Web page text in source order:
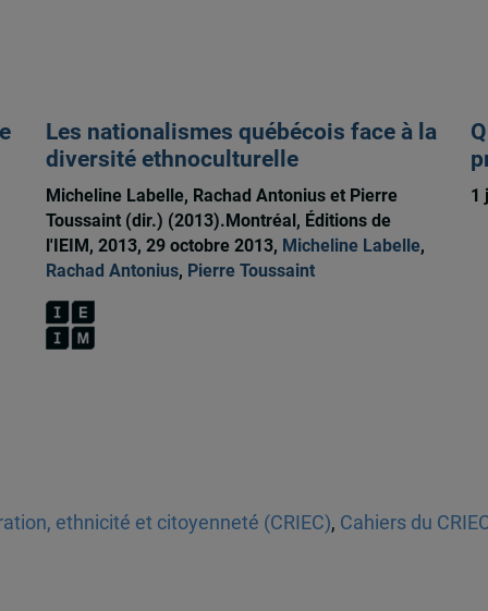
Les nationalismes québécois face à la
diversité ethnoculturelle
Micheline Labelle, Rachad Antonius et Pierre
Toussaint (dir.) (2013).Montréal, Éditions de
l'IEIM, 2013, 29 octobre 2013, Micheline Labelle,
Rachad Antonius, Pierre Toussaint
1
ethnicité et citoyenneté (CRIEC), Cahiers du